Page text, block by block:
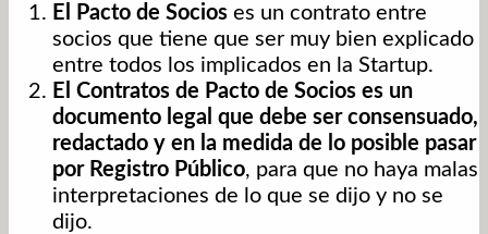
El Pacto de Socios es un contrato entre
socios que tiene que ser muy bien explicado
entre todos los implicados en la Startup.
El Contratos de Pacto de Socios es un
documento legal que debe ser consensuado,
redactado y en la medida de lo posible pasar
por Registro Público, para que no haya malas
interpretaciones de lo que se dijo y no se
dijo.